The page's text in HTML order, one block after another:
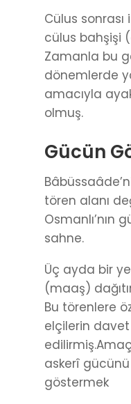
Cülus sonrası
cülus bahşişi
Zamanla bu
dönemlerde
amacıyla
olmuş.
Gücün
tören alanı
Osmanlı’nın
sahne.
Üç ayda bir
(maaş)
Bu törenlere
elçilerin
edilirmiş.Amaç
askerî
göstermek